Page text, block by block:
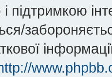
і підтримкою